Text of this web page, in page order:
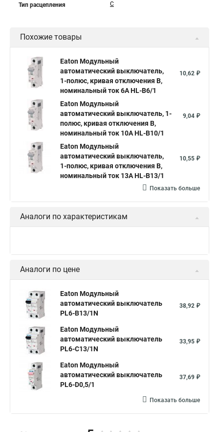
Тип расцепления C
Похожие товары
Eaton Модульный
автоматический выключатель,
1-полюс, кривая отключения B,
номинальный ток 6А HL-B6/1
10,62 ₽
Eaton Модульный
автоматический выключатель, 1-
полюс, кривая отключения B,
номинальный ток 10А HL-B10/1
9,04 ₽
Eaton Модульный
автоматический выключатель,
1-полюс, кривая отключения B,
номинальный ток 13А HL-B13/1
10,55 ₽
Показать больше
Аналоги по характеристикам
Аналоги по цене
Eaton Модульный
автоматический выключатель
PL6-B13/1N
38,92 ₽
Eaton Модульный
автоматический выключатель
PL6-C13/1N
33,95 ₽
Eaton Модульный
автоматический выключатель
PL6-D0,5/1
37,69 ₽
Показать больше